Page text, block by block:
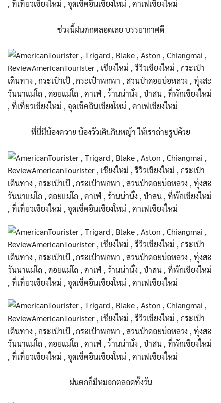
ช่วงนี้ฝนตกตลอดเลย บรรยากาศดี
ที่นี่มีน้องควาย น้องวัวเดินกินหญ้า ให้เราถ่ายรูปด้วย
ฝนตกก็มีหมอกตลอดทั้งวัน